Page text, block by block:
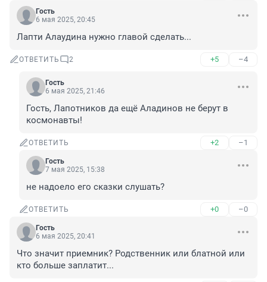
Гость
6 мая 2025, 20:45
Лапти Алаудина нужно главой сделать...
ОТВЕТИТЬ 2 +5 –4
Гость
6 мая 2025, 21:46
Гость, Лапотников да ещё Аладинов не берут в
космонавты!
ОТВЕТИТЬ +2 –1
Гость
7 мая 2025, 15:38
не надоело его сказки слушать?
ОТВЕТИТЬ +0 –0
Гость
6 мая 2025, 20:41
Что значит приемник? Родственник или блатной или
кто больше заплатит...